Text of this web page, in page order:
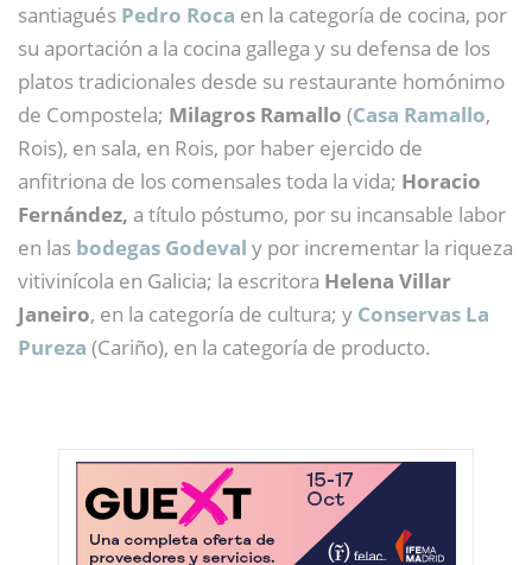
santiagués Pedro Roca en la categoría de cocina, por
su aportación a la cocina gallega y su defensa de los
platos tradicionales desde su restaurante homónimo
de Compostela; Milagros Ramallo (Casa Ramallo,
Rois), en sala, en Rois, por haber ejercido de
anfitriona de los comensales toda la vida; Horacio
Fernández, a título póstumo, por su incansable labor
en las bodegas Godeval y por incrementar la riqueza
vitivinícola en Galicia; la escritora Helena Villar
Janeiro, en la categoría de cultura; y Conservas La
Pureza (Cariño), en la categoría de producto.